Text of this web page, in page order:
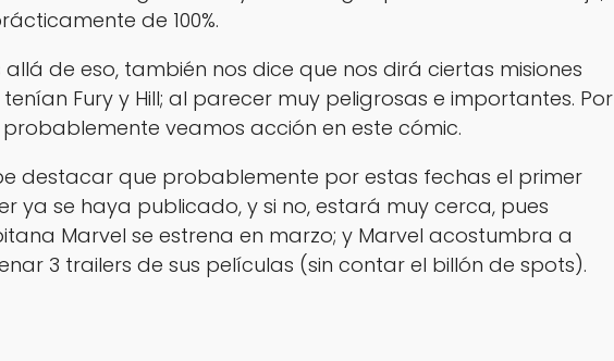
de 100%.
allá de eso, también nos dice que nos dirá ciertas misiones
Fury y Hill; al parecer muy peligrosas e importantes. Por
probablemente veamos acción en este cómic.
destacar que probablemente por estas fechas el primer
ya se haya publicado, y si no, estará muy cerca, pues
Marvel se estrena en marzo; y Marvel acostumbra a
3 trailers de sus películas (sin contar el billón de spots).